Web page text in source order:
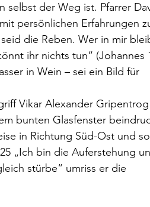
selbst der Weg ist. Pfarrer
persönlichen Erfahrungen
die Reben. Wer in mir
ihr nichts tun“ (Johannes
in Wein – sei ein Bild für
Vikar Alexander
bunten Glasfenster
in Richtung Süd-Ost und
„Ich bin die Auferstehung
stürbe“ umriss er die